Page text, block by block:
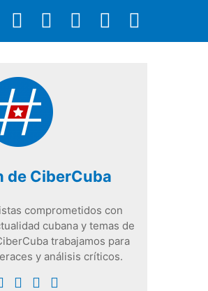
de CiberCuba
comprometidos con
cubana y temas de
trabajamos para
y análisis críticos.